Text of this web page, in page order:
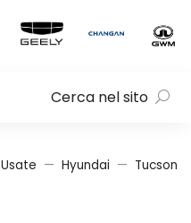
Cerca nel sito
Usate Hyundai Tucson